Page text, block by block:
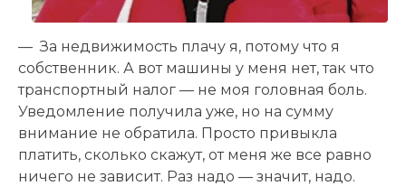
— За недвижимость плачу я, потому что я
собственник. А вот машины у меня нет, так что
транспортный налог — не моя головная боль.
Уведомление получила уже, но на сумму
внимание не обратила. Просто привыкла
платить, сколько скажут, от меня же все равно
ничего не зависит. Раз надо — значит, надо.